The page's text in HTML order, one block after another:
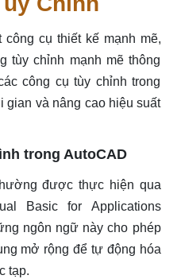
cụ thiết kế mạnh mẽ,
tùy chỉnh mạnh mẽ thông
công cụ tùy chỉnh trong
gian và nâng cao hiệu suất
trong AutoCAD
được thực hiện qua
Basic for Applications
ngôn ngữ này cho phép
mở rộng để tự động hóa
tạp.